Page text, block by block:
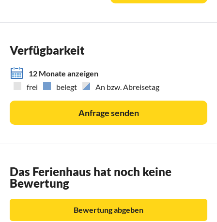
Das Haus ist nicht speziell für Behinderte geeignet, doch
Achten Sie bitte auf die Preisberechnung bei
Ferienhausmiete, da diese bei Aufenthalten von mehr als 7
Nächten fehlerhaft sein kann. Die Preise für Wochenenden,
Wochenmitten und Wochen werden korrekt berechnet. Für
Aufenthalte von 10 oder 11 Nächten wird der Preis nicht
sondern immer aus der Wochenrate zuzüglich der
Verfügbarkeit
12 Monate anzeigen
frei
belegt An bzw. Abreisetag
Anfrage senden
Das Ferienhaus hat noch keine
Bewertung
Bewertung abgeben